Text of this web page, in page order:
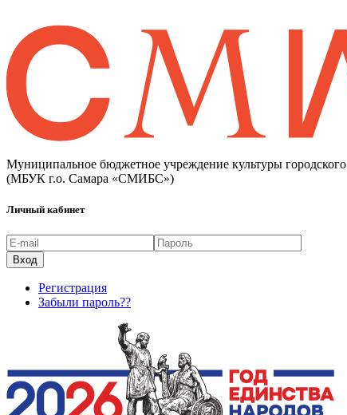
Муниципальное бюджетное учреждение культуры
(МБУК г.о. Самара «СМИБС»)
Личный кабинет
Регистрация
Забыли пароль??